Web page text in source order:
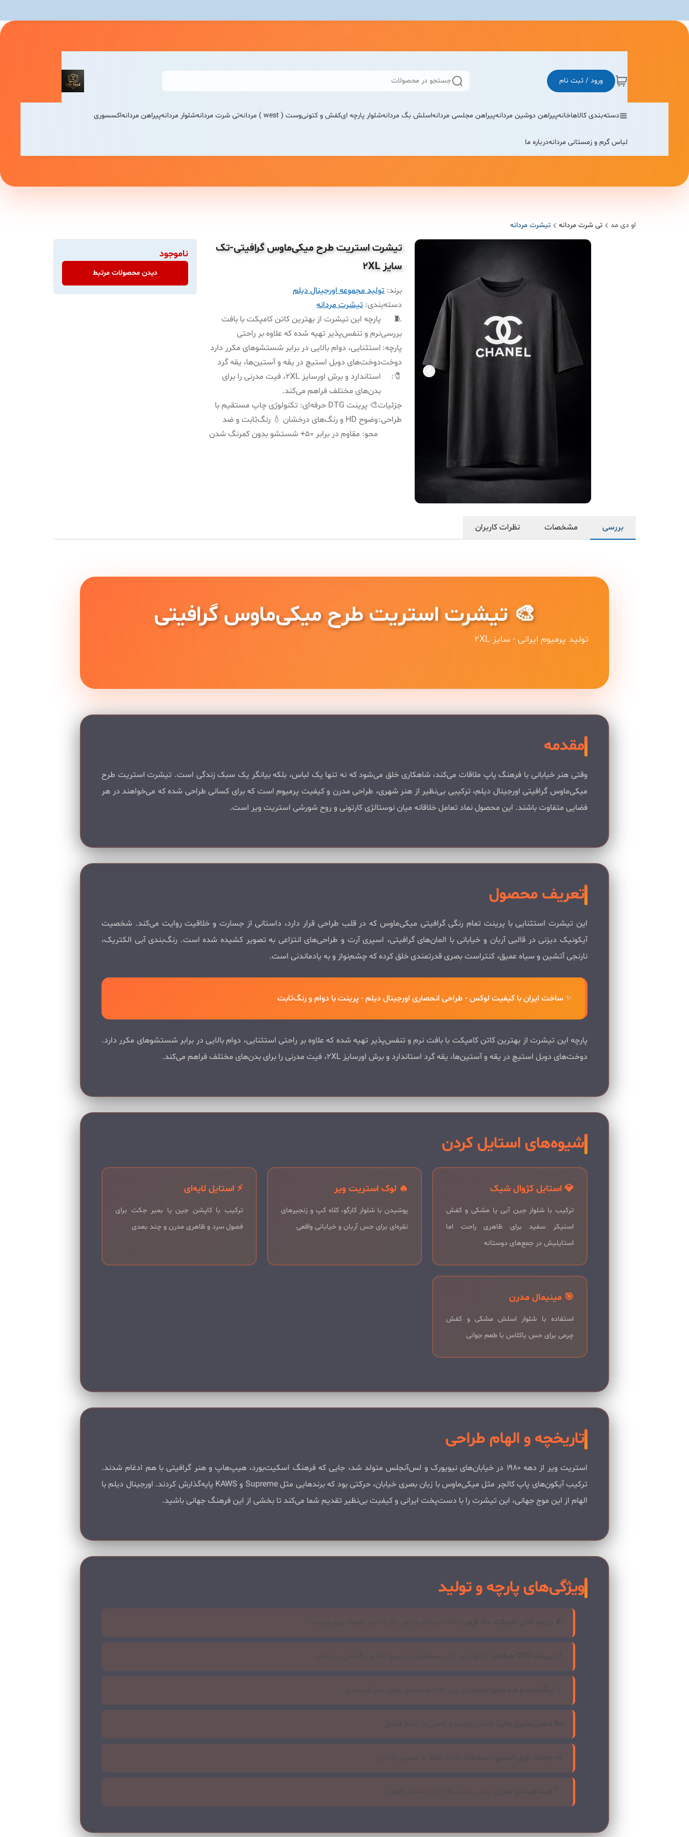
ورود / ثبت نام جستجو در محصولات
دسته‌بندی کالاهاخانهپیراهن دوشین مردانهپیراهن مجلسی مردانهاسلش بگ مردانهشلوار پارچه ایکفش و کتونیوست ( west ) مردانه تی شرت مردانهشلوار مردانهپیراهن مردانهاکسسوری
لباس گرم و زمستانی مردانهدرباره ما
او دی مد تی شرت مردانه تیشرت مردانه
تیشرت استریت طرح میکی‌ماوس گرافیتی-تک
سایز 2XL
برند: تولید مجموعه اورجینال دیلم
دسته‌بندی:تیشرت مردانه
🧵
بررسی
پارچه:
پارچه این تیشرت از بهترین کاتن کامپکت با بافت
نرم و تنفس‌پذیر تهیه شده که علاوه بر راحتی
استثنایی، دوام بالایی در برابر شستشوهای مکرر دارد
دوخت
🧷
:
دوخت‌های دوبل استیچ در یقه و آستین‌ها، یقه گرد
استاندارد و برش اورسایز 2XL، فیت مدرنی را برای
بدن‌های مختلف فراهم می‌کند.
جزئیات
طراحی:
🎨 پرینت DTG حرفه‌ای: تکنولوژی چاپ مستقیم با
وضوح HD و رنگ‌های درخشان 💧 رنگ‌ثابت و ضد
محو: مقاوم در برابر ۵۰+ شستشو بدون کمرنگ شدن
ناموجود
دیدن محصولات مرتبط
بررسی مشخصات نظرات کاربران
🎨 تیشرت استریت طرح میکی‌ماوس گرافیتی
تولید پرمیوم ایرانی - سایز 2XL
مقدمه
وقتی هنر خیابانی با فرهنگ پاپ ملاقات می‌کند، شاهکاری خلق می‌شود که نه تنها یک لباس، بلکه بیانگر یک سبک زندگی است. تیشرت استریت طرح
میکی‌ماوس گرافیتی اورجینال دیلم، ترکیبی بی‌نظیر از هنر شهری، طراحی مدرن و کیفیت پرمیوم است که برای کسانی طراحی شده که می‌خواهند در هر
فضایی متفاوت باشند. این محصول نماد تعامل خلاقانه میان نوستالژی کارتونی و روح شورشی استریت ویر است.
تعریف محصول
این تیشرت استثنایی با پرینت تمام رنگی گرافیتی میکی‌ماوس که در قلب طراحی قرار دارد، داستانی از جسارت و خلاقیت روایت می‌کند. شخصیت
آیکونیک دیزنی در قالبی آربان و خیابانی با المان‌های گرافیتی، اسپری آرت و طراحی‌های انتزاعی به تصویر کشیده شده است. رنگ‌بندی آبی الکتریک،
نارنجی آتشین و سیاه عمیق، کنتراست بصری قدرتمندی خلق کرده که چشم‌نواز و به یادماندنی است.
✨ ساخت ایران با کیفیت لوکس - طراحی انحصاری اورجینال دیلم - پرینت با دوام و رنگ‌ثابت
پارچه این تیشرت از بهترین کاتن کامپکت با بافت نرم و تنفس‌پذیر تهیه شده که علاوه بر راحتی استثنایی، دوام بالایی در برابر شستشوهای مکرر دارد.
دوخت‌های دوبل استیچ در یقه و آستین‌ها، یقه گرد استاندارد و برش اورسایز 2XL، فیت مدرنی را برای بدن‌های مختلف فراهم می‌کند.
شیوه‌های استایل کردن
💎 استایل کژوال شیک
ترکیب با شلوار جین آبی یا مشکی و کفش
اسنیکر سفید برای ظاهری راحت اما
استایلیش در جمع‌های دوستانه
🔥 لوک استریت ویر
پوشیدن با شلوار کارگو، کلاه کپ و زنجیرهای
نقره‌ای برای حس آربان و خیابانی واقعی
⚡ استایل لایه‌ای
ترکیب با کاپشن جین یا بمبر جکت برای
فصول سرد و ظاهری مدرن و چند بعدی
🎯 مینیمال مدرن
استفاده با شلوار اسلش مشکی و کفش
چرمی برای حس باکلاس با طعم جوانی
تاریخچه و الهام طراحی
استریت ویر از دهه ۱۹۸۰ در خیابان‌های نیویورک و لس‌آنجلس متولد شد، جایی که فرهنگ اسکیت‌بورد، هیپ‌هاپ و هنر گرافیتی با هم ادغام شدند.
ترکیب آیکون‌های پاپ کالچر مثل میکی‌ماوس با زبان بصری خیابان، حرکتی بود که برندهایی مثل Supreme و KAWS پایه‌گذارش کردند. اورجینال دیلم با
الهام از این موج جهانی، این تیشرت را با دست‌پخت ایرانی و کیفیت بی‌نظیر تقدیم شما می‌کند تا بخشی از این فرهنگ جهانی باشید.
ویژگی‌های پارچه و تولید